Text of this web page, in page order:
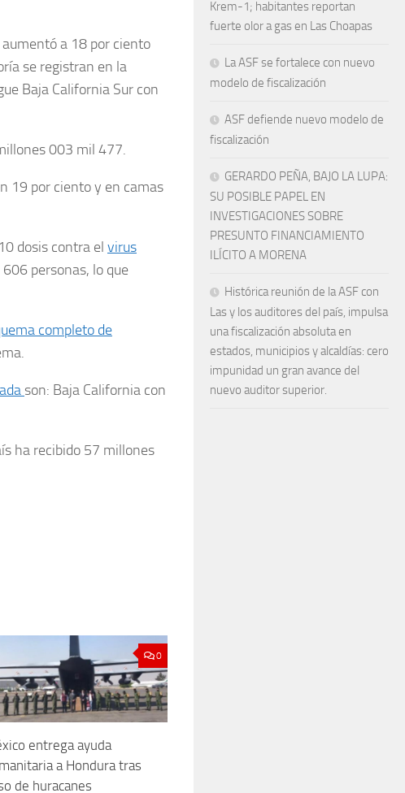
a 18 por ciento
se registran en la
Baja California Sur con
003 mil 477.
19 por ciento y en camas
dosis contra el virus
personas, lo que
completo de
son: Baja California con
ha recibido 57 millones
0
entrega ayuda
a Hondura tras
de huracanes
Krem-1; habitantes reportan
fuerte olor a gas en Las Choapas
La ASF se fortalece con nuevo
modelo de fiscalización
ASF defiende nuevo modelo de
fiscalización
GERARDO PEÑA, BAJO LA LUPA:
SU POSIBLE PAPEL EN
INVESTIGACIONES SOBRE
PRESUNTO FINANCIAMIENTO
ILÍCITO A MORENA
Histórica reunión de la ASF con
Las y los auditores del país, impulsa
una fiscalización absoluta en
estados, municipios y alcaldías: cero
impunidad un gran avance del
nuevo auditor superior.